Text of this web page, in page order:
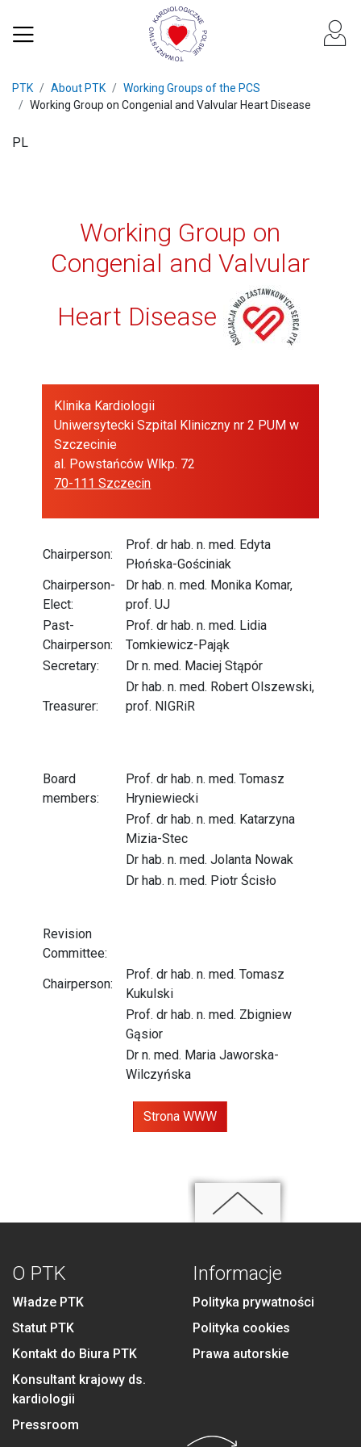
PTK About PTK
Working Groups of the PCS
Working Group on Congenial and Valvular Heart Disease
PL
Working Group on
Congenial and Valvular
Heart Disease
Klinika Kardiologii
Uniwersytecki Szpital Kliniczny nr 2 PUM w
Szczecinie
al. Powstańców Wlkp. 72
70-111 Szczecin
Chairperson:
Prof. dr hab. n. med. Edyta
Płońska-Gościniak
Chairperson-
Elect:
Dr hab. n. med. Monika Komar,
prof. UJ
Past-
Chairperson:
Prof. dr hab. n. med. Lidia
Tomkiewicz-Pająk
Secretary:
Dr n. med. Maciej Stąpór
Treasurer:
Dr hab. n. med. Robert Olszewski,
prof. NIGRiR
Board
members:
Prof. dr hab. n. med. Tomasz
Hryniewiecki
Prof. dr hab. n. med. Katarzyna
Mizia-Stec
Dr hab. n. med. Jolanta Nowak
Dr hab. n. med. Piotr Ścisło
Revision
Committee:
Chairperson:
Prof. dr hab. n. med. Tomasz
Kukulski
Prof. dr hab. n. med. Zbigniew
Gąsior
Dr n. med. Maria Jaworska-
Wilczyńska
Strona WWW
O PTK
Władze PTK
Statut PTK
Kontakt do Biura PTK
Konsultant krajowy ds.
kardiologii
Pressroom
Informacje
Polityka prywatności
Polityka cookies
Prawa autorskie